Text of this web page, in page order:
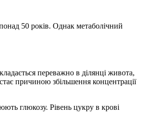
50 років. Однак метаболічний
переважно в ділянці живота,
причиною збільшення концентрації
глюкозу. Рівень цукру в крові